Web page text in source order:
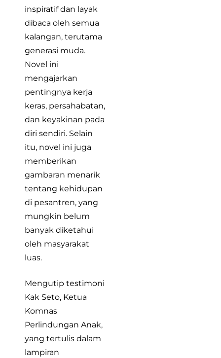
inspiratif dan layak
dibaca oleh semua
kalangan, terutama
generasi muda.
Novel ini
mengajarkan
pentingnya kerja
keras, persahabatan,
dan keyakinan pada
diri sendiri. Selain
itu, novel ini juga
memberikan
gambaran menarik
tentang kehidupan
di pesantren, yang
mungkin belum
banyak diketahui
oleh masyarakat
luas.
Mengutip testimoni
Kak Seto, Ketua
Komnas
Perlindungan Anak,
yang tertulis dalam
lampiran